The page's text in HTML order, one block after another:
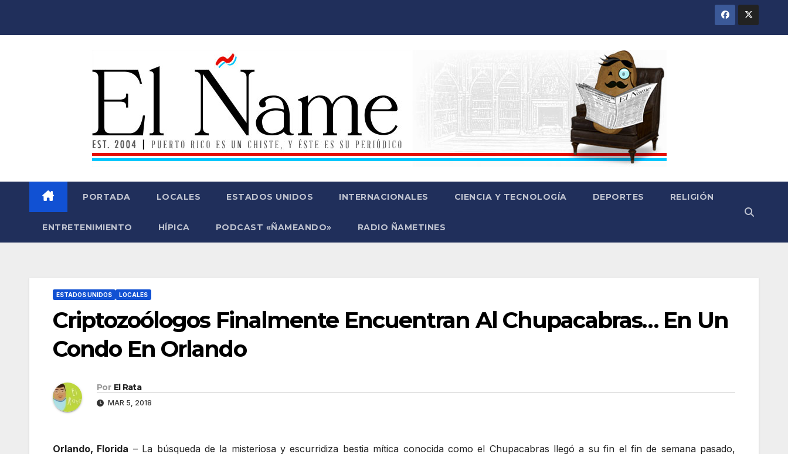
PORTADA LOCALES ESTADOS UNIDOS INTERNACIONALES CIENCIA Y TECNOLOGÍA DEPORTES RELIGIÓN
ENTRETENIMIENTO HÍPICA PODCAST «ÑAMEANDO» RADIO ÑAMETINES
ESTADOS UNIDOS LOCALES
Criptozoólogos Finalmente Encuentran Al Chupacabras… En Un
Condo En Orlando
Por El Rata
MAR 5, 2018
Orlando, Florida – La búsqueda de la misteriosa y escurridiza bestia mítica conocida como el Chupacabras llegó a su fin el fin de semana pasado,